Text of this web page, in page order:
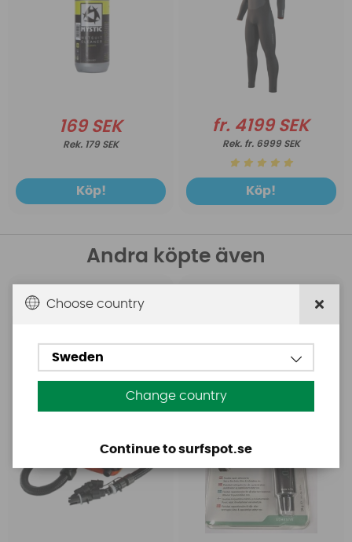
169 SEK
179 SEK
Köp!
fr. 4199 SEK
fr. 6999 SEK
Köp!
Andra köpte även
BaseChoose country
Sweden
Change country
Continue to surfspot.se